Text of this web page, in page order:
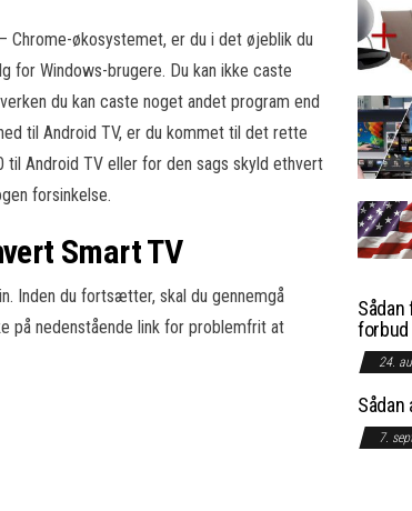
økosystemet, er du i det øjeblik du
for Windows-brugere. Du kan ikke caste
du kan caste noget andet program end
til Android TV, er du kommet til det rette
Android TV eller for den sags skyld ethvert
forsinkelse.
Smart TV
Inden du fortsætter, skal du gennemgå
på nedenstående link for problemfrit at
forbud
24.
7.